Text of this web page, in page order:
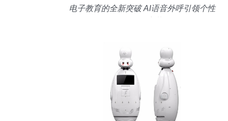
电子教育的全新突破 AI语音外呼引领个性